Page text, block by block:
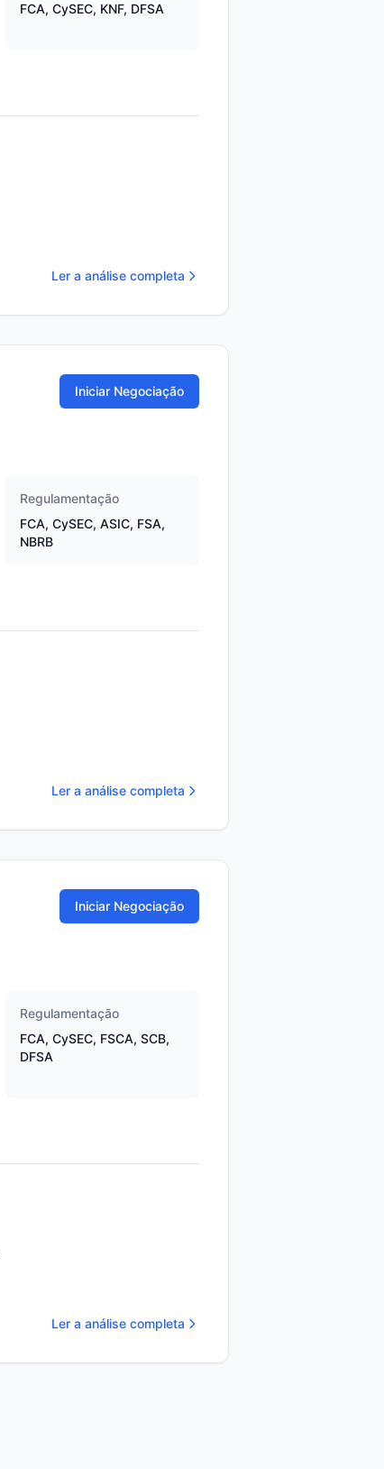
FCA, CySEC, KNF, DFSA
Ler a análise completa
Iniciar Negociação
Regulamentação
FCA, CySEC, ASIC, FSA,
NBRB
Ler a análise completa
Iniciar Negociação
Regulamentação
FCA, CySEC, FSCA, SCB,
DFSA
Ler a análise completa